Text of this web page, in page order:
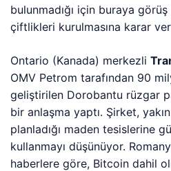
bulunmadığı için buraya
çiftlikleri kurulmasına karar
Ontario (Kanada) merkezli
OMV Petrom tarafından 90
geliştirilen Dorobantu rüzgar
bir anlaşma yaptı. Şirket,
planladığı maden tesislerine
kullanmayı düşünüyor.
haberlere göre, Bitcoin dahil